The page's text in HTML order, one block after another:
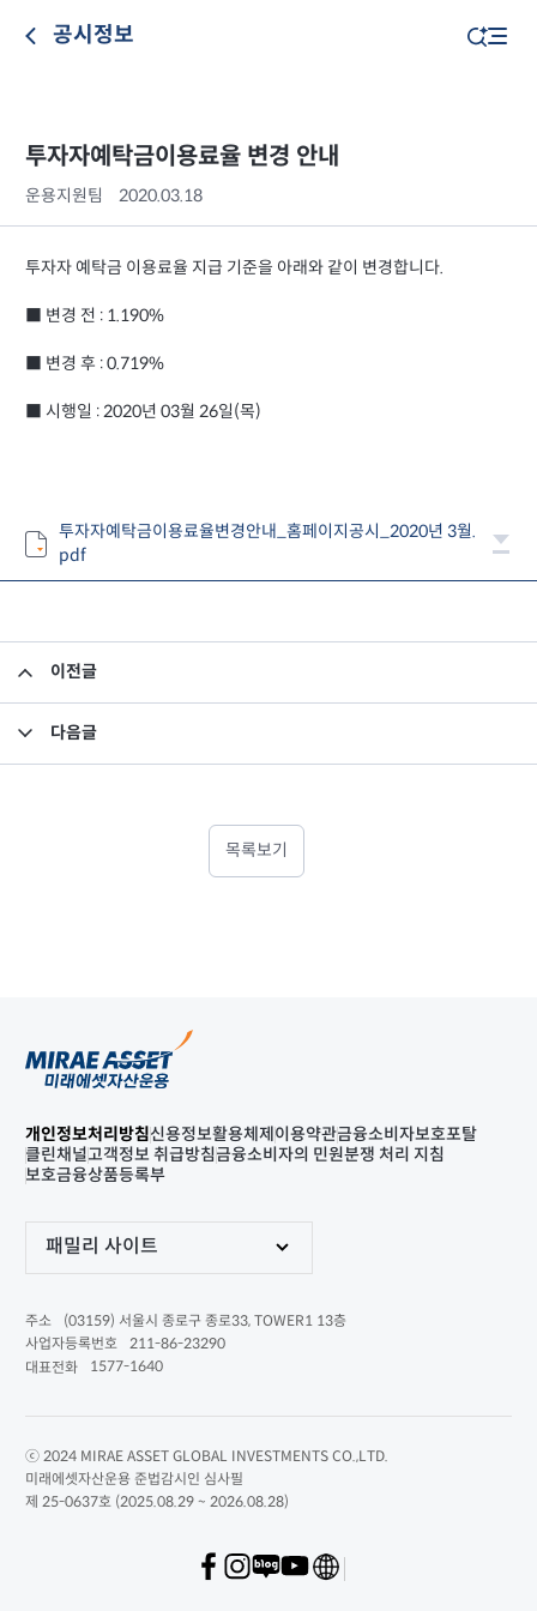
공시정보
투자자예탁금이용료율 변경 안내
운용지원팀 2020.03.18
투자자 예탁금 이용료율 지급 기준을 아래와 같이 변경합니다.
■ 변경 전 : 1.190%
■ 변경 후 : 0.719%
■ 시행일 : 2020년 03월 26일(목)
투자자예탁금이용료율변경안내_홈페이지공시_2020년 3월.
pdf
이전글
다음글
목록보기
개인정보처리방침신용정보활용체제 이용약관금융소비자보호포탈
클린채널고객정보 취급방침금융소비자의 민원분쟁 처리 지침
보호금융상품등록부
패밀리 사이트
주소
(03159) 서울시 종로구 종로33, TOWER1 13층
사업자등록번호
211-86-23290
대표전화
1577-1640
ⓒ 2024 MIRAE ASSET GLOBAL INVESTMENTS CO.,LTD.
미래에셋자산운용 준법감시인 심사필
제 25-0637호 (2025.08.29 ~ 2026.08.28)